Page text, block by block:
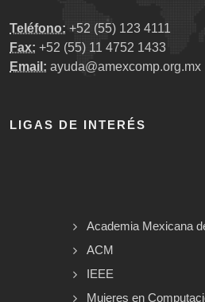
Teléfono: +52 (55) 123 4111
Fax: +52 (55) 11 4752 1433
Email: ayuda@amexcomp.org.mx
LIGAS DE INTERÉS
Academia Mexicana
ACM
IEEE
Mujeres en